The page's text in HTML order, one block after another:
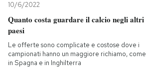
10/6/2022
Quanto costa guardare il calcio negli altri
paesi
Le offerte sono complicate e costose dove i
campionati hanno un maggiore richiamo, come
in Spagna e in Inghilterra